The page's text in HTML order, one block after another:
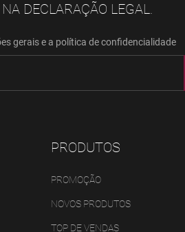
DECLARAÇÃO LEGAL.
gerais e a política de confidencialidade
PRODUTOS
PROMOÇÃO
NOVOS PRODUTOS
TOP DE VENDAS